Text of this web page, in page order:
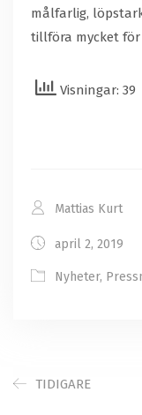
målfarlig,
tillföra mycket
Visningar: 39
Mattias Kurt
april 2, 2019
Nyheter,
TIDIGARE